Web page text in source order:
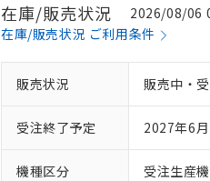
在庫/販売状況
2026/08/06
在庫/販売状況 ご利用条件
販売状況 販売中・
受注終了予定 2027年6月
機種区分 受注生産